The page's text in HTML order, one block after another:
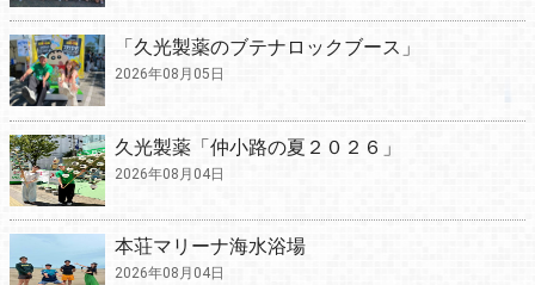
「久光製薬のブテナロックブース」
2026年08月05日
久光製薬「仲小路の夏２０２６」
2026年08月04日
本荘マリーナ海水浴場
2026年08月04日